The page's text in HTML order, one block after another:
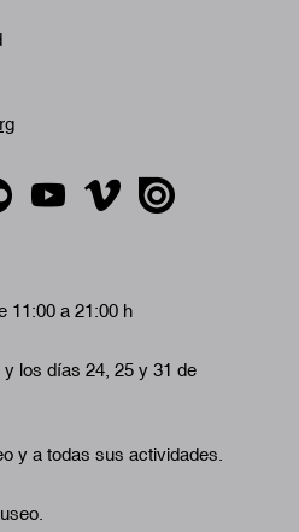
11:00 a 21:00 h
los días 24, 25 y 31 de
y a todas sus actividades.